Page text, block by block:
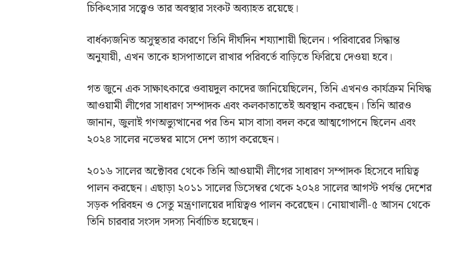
চিকিৎসার সত্ত্বেও তার অবস্থার সংকট অব্যাহত রয়েছে।
বার্ধক্যজনিত অসুস্থতার কারণে তিনি দীর্ঘদিন শয্যাশায়ী ছিলেন। পরিবারের সিদ্ধান্ত
অনুযায়ী, এখন তাকে হাসপাতালে রাখার পরিবর্তে বাড়িতে ফিরিয়ে দেওয়া হবে।
গত জুনে এক সাক্ষাৎকারে ওবায়দুল কাদের জানিয়েছিলেন, তিনি এখনও কার্যক্রম নিষিদ্ধ
আওয়ামী লীগের সাধারণ সম্পাদক এবং কলকাতাতেই অবস্থান করছেন। তিনি আরও
জানান, জুলাই গণঅভ্যুত্থানের পর তিন মাস বাসা বদল করে আত্মগোপনে ছিলেন এবং
২০২৪ সালের নভেম্বর মাসে দেশ ত্যাগ করেছেন।
২০১৬ সালের অক্টোবর থেকে তিনি আওয়ামী লীগের সাধারণ সম্পাদক হিসেবে দায়িত্ব
পালন করছেন। এছাড়া ২০১১ সালের ডিসেম্বর থেকে ২০২৪ সালের আগস্ট পর্যন্ত দেশের
সড়ক পরিবহন ও সেতু মন্ত্রণালয়ের দায়িত্বও পালন করেছেন। নোয়াখালী-৫ আসন থেকে
তিনি চারবার সংসদ সদস্য নির্বাচিত হয়েছেন।